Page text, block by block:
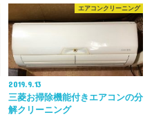
エアコンクリーニング
2019.9.13
三菱お掃除機能付きエアコンの分
解クリーニング